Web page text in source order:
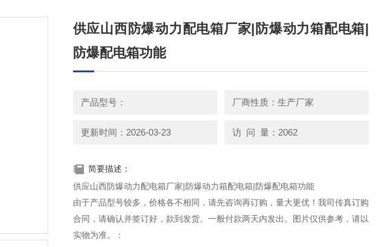
供应山西防爆动力配电箱厂家|防爆动力箱配电箱|
防爆配电箱功能
产品型号： 厂商性质：生产厂家
更新时间：2026-03-23 访 问 量：2062
简要描述：
供应山西防爆动力配电箱厂家|防爆动力箱配电箱|防爆配电箱功能
由于产品型号较多，价格各不相同，请先咨询再订购，量大更优！我司传真订购
合同，请确认并签订好，款到发货。一般付款两天内发出。图片仅供参考，请以
实物为准。：